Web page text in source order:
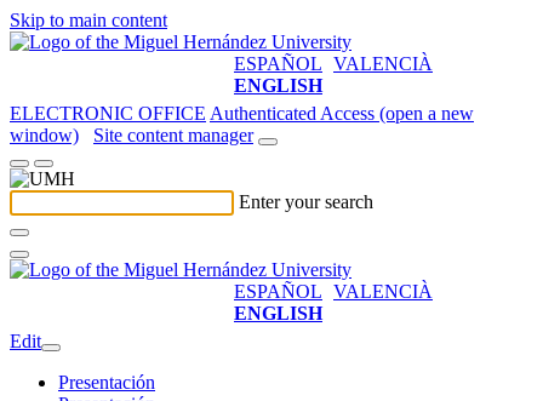
Skip to main content
ESPAÑOL VALENCIÀ
ENGLISH
ELECTRONIC OFFICE Authenticated Access (open a new
window)
Site content manager
Enter your search
ESPAÑOL VALENCIÀ
ENGLISH
Edit
Presentación